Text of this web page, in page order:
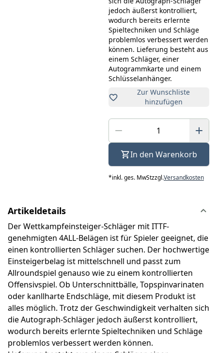
jedoch äußerst kontrolliert,
wodurch bereits erlernte
Spieltechniken und Schläge
problemlos verbessert werden
können. Lieferung besteht aus
einem Schläger, einer
Autogrammkarte und einem
Schlüsselanhänger.
Zur Wunschliste
hinzufügen
In den Warenkorb
*inkl. ges. MwStzzgl.Versandkosten
Artikeldetails
Der Wettkampfeinsteiger-Schläger mit ITTF-
genehmigten 4ALL-Belägen ist für Spieler geeignet, die
einen kontrollierten Schläger suchen. Der hochwertige
Einsteigerbelag ist mittelschnell und passt zum
Allroundspiel genauso wie zu einem kontrollierten
Offensivspiel. Ob Unterschnittbälle, Topspinvarinaten
oder kanllharte Endschläge, mit diesem Produkt ist
alles möglich. Trotz der Geschwindigkeit verhalten sich
die Autograph-Schläger jedoch äußerst kontrolliert,
wodurch bereits erlernte Spieltechniken und Schläge
problemlos verbessert werden können.